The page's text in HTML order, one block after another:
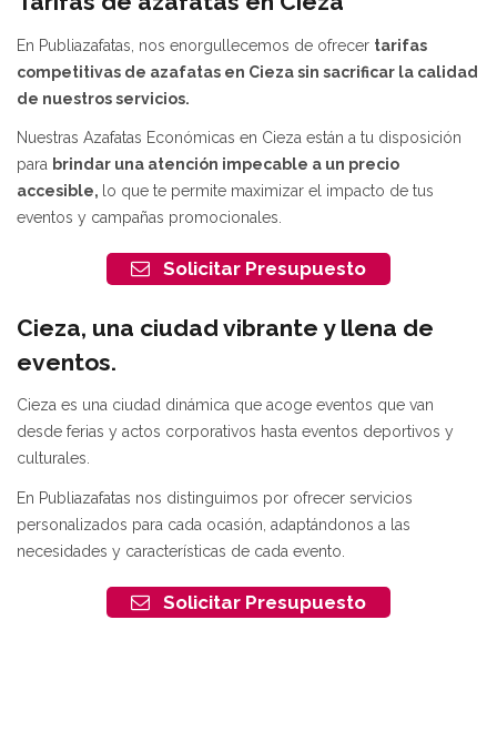
En Publiazafatas, nos enorgullecemos de ofrecer tarifas
competitivas de azafatas en Ciezasin sacrificar la calidad
de nuestros servicios.
Nuestras Azafatas Económicas en Cieza están a tu disposición
para brindar una atención impecable a un precio
accesible, lo que te permite maximizar el impacto de tus
eventos y campañas promocionales.
Solicitar Presupuesto
Cieza, una ciudad vibrante y llena de
eventos.
Cieza es una ciudad dinámica que acoge eventos que van
desde ferias y actos corporativos hasta eventos deportivos y
culturales.
En Publiazafatas nos distinguimos por ofrecer servicios
personalizados para cada ocasión, adaptándonos a las
necesidades y características de cada evento.
Solicitar Presupuesto